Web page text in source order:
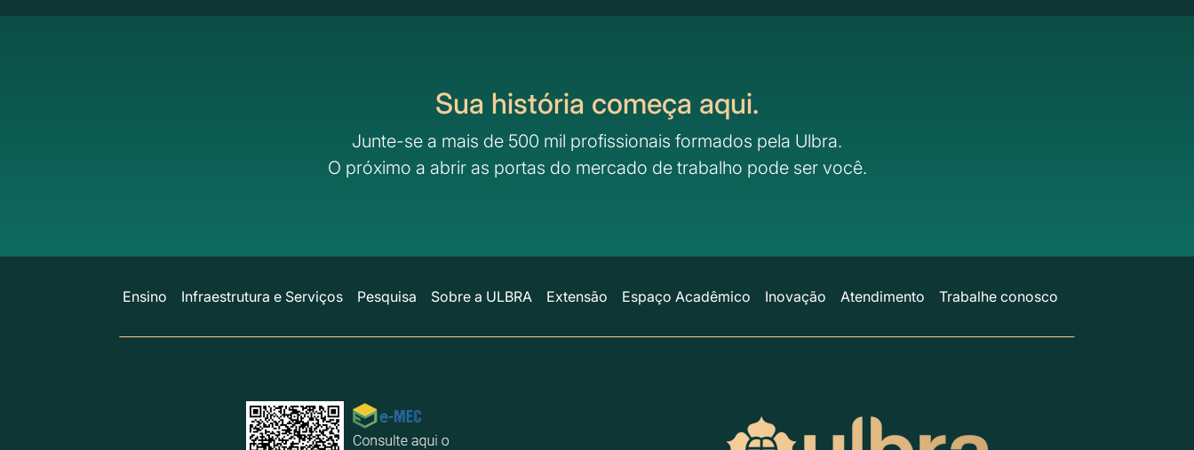
Sua história começa aqui.
Junte-se a mais de 500 mil profissionais formados pela Ulbra.
O próximo a abrir as portas do mercado de trabalho pode ser você.
Ensino Infraestrutura e Serviços Pesquisa Sobre a ULBRA Extensão Espaço Acadêmico Inovação Atendimento Trabalhe conosco